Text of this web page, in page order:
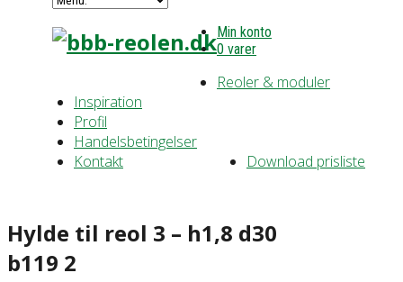
Min konto
0 varer
Reoler & moduler
Inspiration
Profil
Handelsbetingelser
Download prisliste
Kontakt
Hylde til reol 3 – h1,8 d30
b119 2